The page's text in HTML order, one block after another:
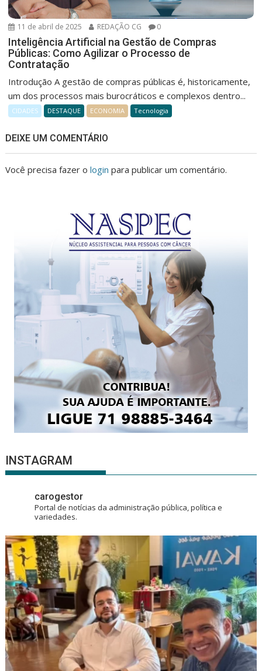
11 de abril de 2025 REDAÇÃO CG 0
Inteligência Artificial na Gestão de Compras
Públicas: Como Agilizar o Processo de
Contratação
Introdução A gestão de compras públicas é, historicamente,
um dos processos mais burocráticos e complexos dentro...
CIDADES DESTAQUE ECONOMIA Tecnologia
DEIXE UM COMENTÁRIO
Você precisa fazer ologin para publicar um comentário.
INSTAGRAM
carogestor
Portal de notícias da administração pública, política e
variedades.